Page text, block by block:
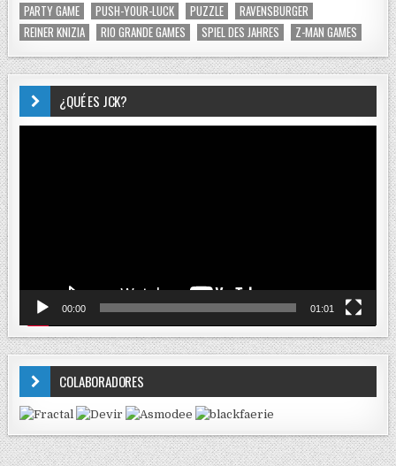
PARTY GAME
PUSH-YOUR-LUCK PUZZLE
RAVENSBURGER
REINER KNIZIA
RIO GRANDE GAMES SPIEL DES JAHRES Z-MAN GAMES
¿QUÉ ES JCK?
00:00 01:01
COLABORADORES